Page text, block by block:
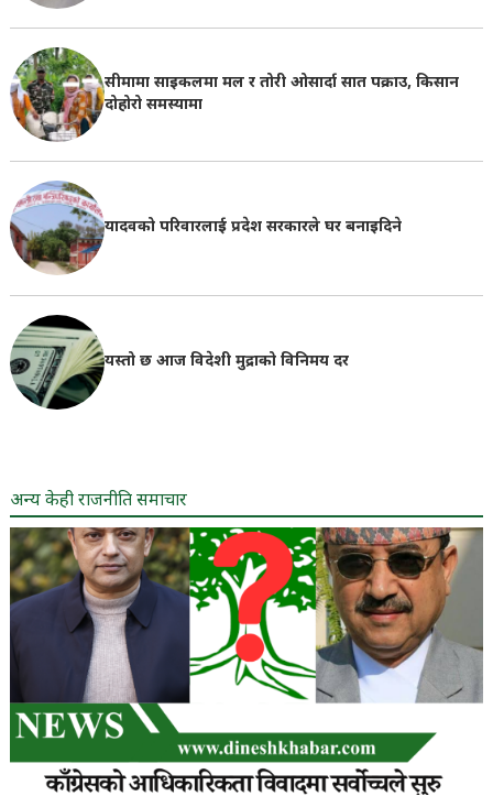
सीमामा साइकलमा मल र तोरी ओसार्दा सात पक्राउ, किसान
दोहोरो समस्यामा
यादवको परिवारलाई प्रदेश सरकारले घर बनाइदिने
यस्तो छ आज विदेशी मुद्राको विनिमय दर
अन्य केही राजनीति समाचार